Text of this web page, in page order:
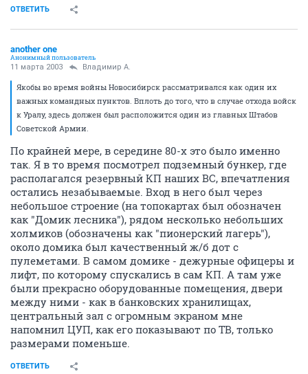
ОТВЕТИТЬ
another one
Анонимный пользователь
11 марта 2003 Владимир А.
Якобы во время войны Новосибирск рассматривался как один их
важных командных пунктов. Вплоть до того, что в случае отхода войск
к Уралу, здесь должен был расположится один из главных Штабов
Советской Армии.
По крайней мере, в середине 80-х это было именно
так. Я в то время посмотрел подземный бункер, где
располагался резервный КП наших ВС, впечатления
остались незабываемые. Вход в него был через
небольшое строение (на топокартах был обозначен
как "Домик лесника"), рядом несколько небольших
холмиков (обозначены как "пионерский лагерь"),
около домика был качественный ж/б дот с
пулеметами. В самом домике - дежурные офицеры и
лифт, по которому спускались в сам КП. А там уже
были прекрасно оборудованные помещения, двери
между ними - как в банковских хранилищах,
центральный зал с огромным экраном мне
напомнил ЦУП, как его показывают по ТВ, только
размерами поменьше.
ОТВЕТИТЬ